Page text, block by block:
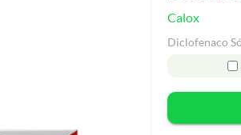
Calox
Diclofenaco